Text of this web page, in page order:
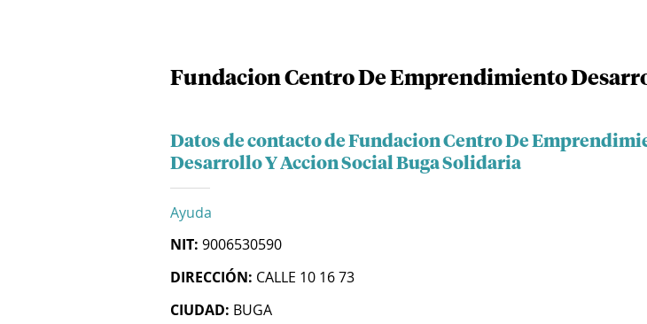
Fundacion Centro De Emprendimiento
Datos de contacto de Fundacion Centro De
Desarrollo Y Accion Social Buga Solidaria
Ayuda
NIT: 9006530590
DIRECCIÓN: CALLE 10 16 73
CIUDAD: BUGA